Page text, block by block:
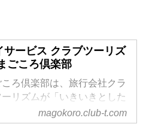
サービス クラブツーリズ
ごころ倶楽部
ころ倶楽部は、旅行会社クラ
ーリズムが「いきいきとした
者文化の創造」の実践とし
や生きがいをあきらめて欲
magokoro.club-t.com